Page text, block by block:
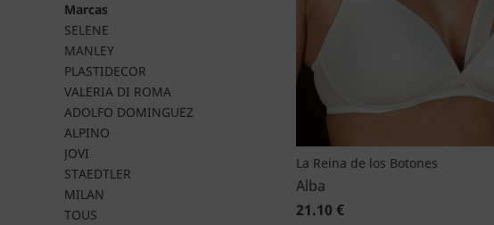
Marcas
SELENE
MANLEY
PLASTIDECOR
VALERIA DI ROMA
ADOLFO DOMINGUEZ
ALPINO
JOVI
STAEDTLER
MILAN
TOUS
La Reina de los Botones
Alba
21.10 €